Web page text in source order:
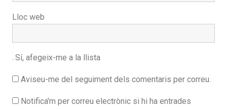
Lloc web
Sí, afegeix-me a la llista
Aviseu-me del seguiment dels comentaris per correu.
Notifica'm per correu electrònic si hi ha entrades